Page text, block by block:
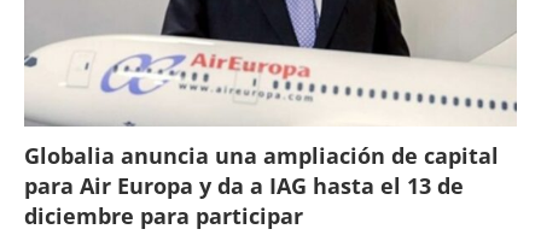
Globalia anuncia una ampliación de capital
para Air Europa y da a IAG hasta el 13 de
diciembre para participar